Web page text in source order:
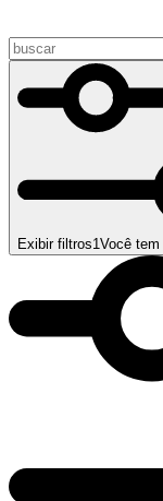
Exibir filtros1Você tem